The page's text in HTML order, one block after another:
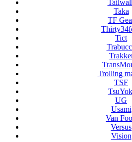
Taka
TF
Tict
Trolling
TSF
UG
Usami
Van
Versus
Vision